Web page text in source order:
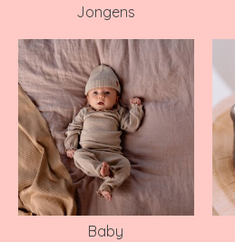
Jongens
Baby